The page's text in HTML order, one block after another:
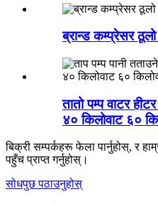
ब्रान्ड कम्प्रेसर
तातो पम्प वाटर
४० किलोवाट ६०
बिक्री सम्पर्कहरू फेला पार्नुहोस्, र
पहुँच प्राप्त गर्नुहोस्।
सोधपुछ पठाउनुहोस्